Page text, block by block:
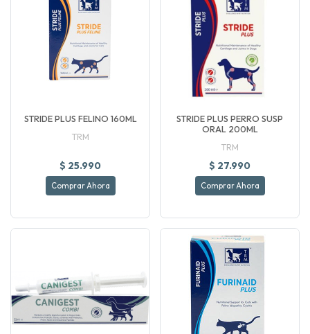
STRIDE PLUS FELINO 160ML
TRM
$ 25.990
Comprar Ahora
STRIDE PLUS PERRO SUSP
ORAL 200ML
TRM
$ 27.990
Comprar Ahora